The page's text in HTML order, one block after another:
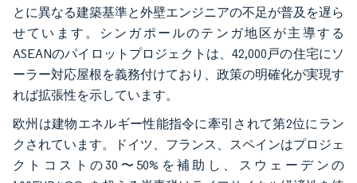
とに異なる建築基準と外壁エンジニアの不足が普及を遅ら
せています。シンガポールのテンガ地区が主導する
ASEANのパイロットプロジェクトは、42,000戸の住宅にソ
ーラー対応屋根を義務付けており、政策の明確化が実現す
れば拡張性を示しています。
欧州は建物エネルギー性能指令に牽引されて第2位にラン
クされています。ドイツ、フランス、スペインはプロジェ
クトコストの30〜50%を補助し、スウェーデンの